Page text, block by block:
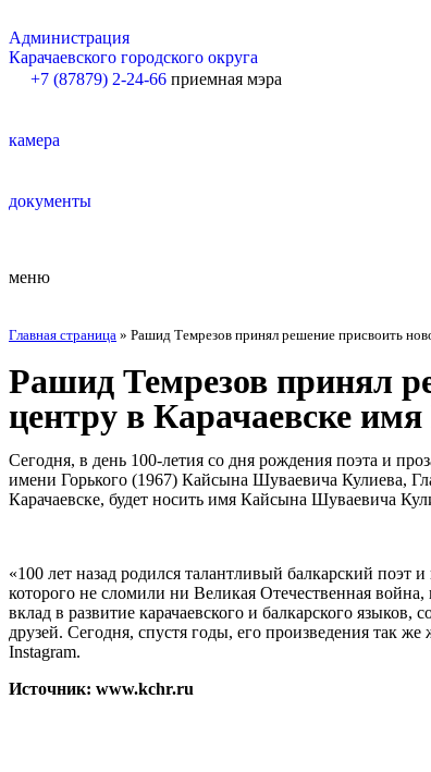
Администрация
Карачаевского городского округа
+7 (87879) 2-24-66 приемная мэра
камера
документы
меню
Главная страница » Рашид Темрезов принял решение присвоить
Рашид Темрезов принял
центру в Карачаевске
Сегодня, в день 100-летия со дня рождения поэта и
имени Горького (1967) Кайсына Шуваевича Кулиева,
Карачаевске, будет носить имя Кайсына Шуваевича
«100 лет назад родился талантливый балкарский поэт
которого не сломили ни Великая Отечественная
вклад в развитие карачаевского и балкарского
друзей. Сегодня, спустя годы, его произведения так
Instagram.
Источник: www.kchr.ru